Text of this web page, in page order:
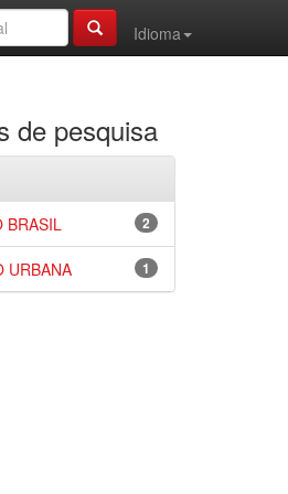
Idioma
de pesquisa
2
BRASIL
1
URBANA